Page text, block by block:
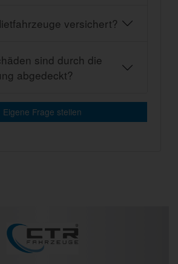
versichert?
sind durch die
abgedeckt?
Eigene Frage stellen